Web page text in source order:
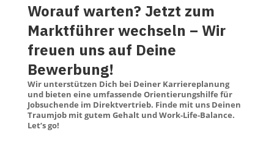
Worauf warten? Jetzt zum
Marktführer wechseln – Wir
freuen uns auf Deine
Bewerbung!
Wir unterstützen Dich bei Deiner Karriereplanung
und bieten eine umfassende Orientierungshilfe für
Jobsuchende im Direktvertrieb. Finde mit uns Deinen
Traumjob mit gutem Gehalt und Work-Life-Balance.
Let’s go!